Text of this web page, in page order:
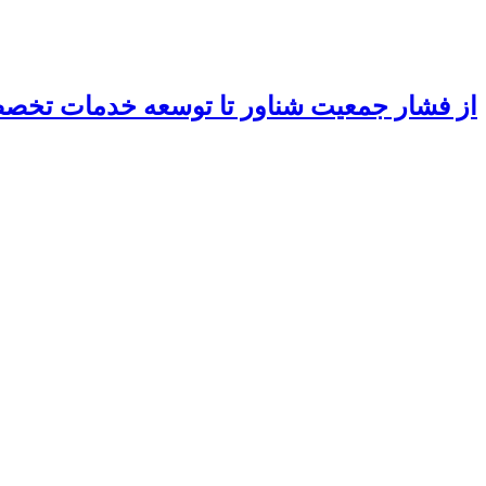
از فشار جمعیت شناور تا توسعه خدمات